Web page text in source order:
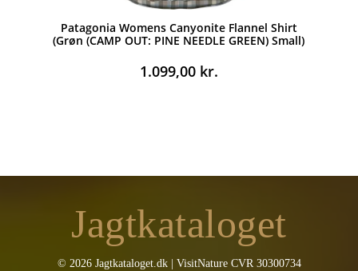
Patagonia Womens Canyonite Flannel Shirt
(Grøn (CAMP OUT: PINE NEEDLE GREEN) Small)
1.099,00 kr.
Jagtkataloget
© 2026 Jagtkataloget.dk | VisitNature CVR 30300734